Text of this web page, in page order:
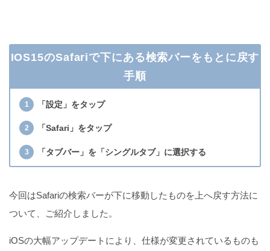
IOS15のSafariで下にある検索バーをもとに戻す
手順
「設定」をタップ
「Safari」をタップ
「タブバー」を「シングルタブ」に選択する
今回はSafariの検索バーが下に移動したものを上へ戻す方法に
ついて、ご紹介しました。
iOSの大幅アップデートにより、仕様が変更されているものも